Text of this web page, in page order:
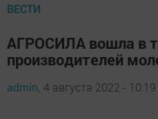
ВЕСТИ
АГРОСИЛА вошла в
производителей
admin, 4 августа 2022 - 10:19